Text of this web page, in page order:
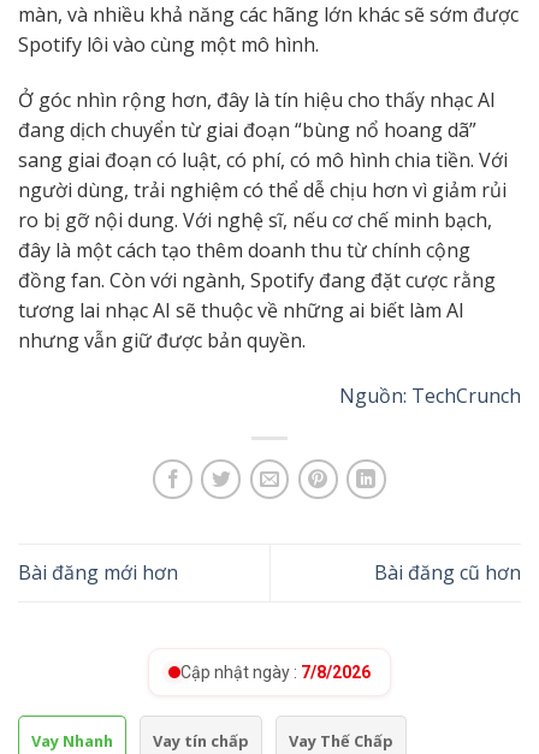
màn, và nhiều khả năng các hãng lớn khác sẽ sớm được
Spotify lôi vào cùng một mô hình.
Ở góc nhìn rộng hơn, đây là tín hiệu cho thấy nhạc AI
đang dịch chuyển từ giai đoạn “bùng nổ hoang dã”
sang giai đoạn có luật, có phí, có mô hình chia tiền. Với
người dùng, trải nghiệm có thể dễ chịu hơn vì giảm rủi
ro bị gỡ nội dung. Với nghệ sĩ, nếu cơ chế minh bạch,
đây là một cách tạo thêm doanh thu từ chính cộng
đồng fan. Còn với ngành, Spotify đang đặt cược rằng
tương lai nhạc AI sẽ thuộc về những ai biết làm AI
nhưng vẫn giữ được bản quyền.
Nguồn: TechCrunch
Bài đăng mới hơn Bài đăng cũ hơn
Cập nhật ngày : 7/8/2026
Vay Nhanh Vay tín chấp Vay Thế Chấp